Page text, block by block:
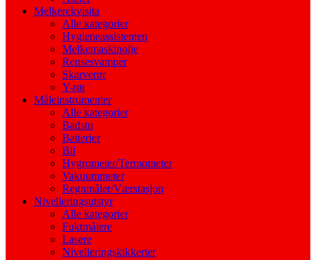
Melkerekvisita
Alle kategorier
Hygieneassistenten
Melkemaskinolje
Rensesvamper
Skarverør
Y-rør
Måleinstrumenter
Alle kategorier
Badstu
Batterier
Bil
Hygrometer/Termometer
Vakuummeter
Regnmåler/Værstasjon
Nivelleringsutstyr
Alle kategorier
Fuktmålere
Lasere
Nivelleringskikkerter